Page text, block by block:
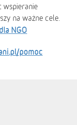
wspieranie
na ważne cele.
NGO
pomoc